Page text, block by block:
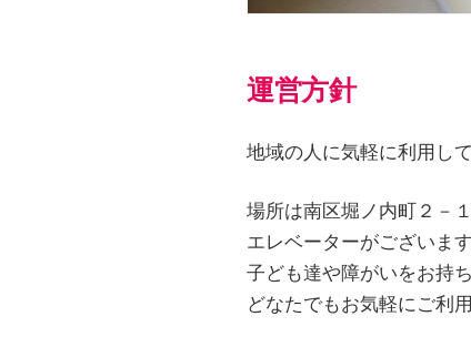
運営方針
地域の人に気軽に利用し
場所は南区堀ノ内町２－
エレベーターがございま
子ども達や障がいをお持
どなたでもお気軽にご利用